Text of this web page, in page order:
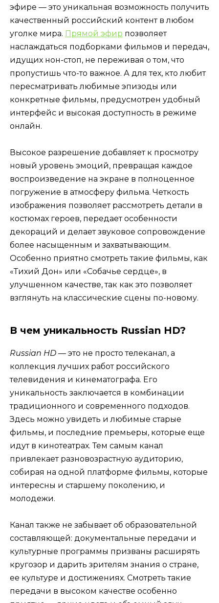
эфире — это уникальная возможность получить
качественный российский контент в любом
уголке мира. Прямой эфир позволяет
наслаждаться подборками фильмов и передач,
идущих нон-стоп, не переживая о том, что
пропустишь что-то важное. А для тех, кто любит
пересматривать любимые эпизоды или
конкретные фильмы, предусмотрен удобный
интерфейс и высокая доступность в режиме
онлайн.
Высокое разрешение добавляет к просмотру
новый уровень эмоций, превращая каждое
воспроизведение на экране в полноценное
погружение в атмосферу фильма. Четкость
изображения позволяет рассмотреть детали в
костюмах героев, передает особенности
декораций и делает звуковое сопровождение
более насыщенным и захватывающим.
Особенно приятно смотреть такие фильмы, как
«Тихий Дон» или «Собачье сердце», в
улучшенном качестве, так как это позволяет
взглянуть на классические сцены по-новому.
В чем уникальность Russian HD?
Russian HD — это не просто телеканал, а
коллекция лучших работ российского
телевидения и кинематографа. Его
уникальность заключается в комбинации
традиционного и современного подходов.
Здесь можно увидеть и любимые старые
фильмы, и последние премьеры, которые еще
идут в кинотеатрах. Тем самым канал
привлекает разновозрастную аудиторию,
собирая на одной платформе фильмы, которые
интересны и старшему поколению, и
молодежи.
Канал также не забывает об образовательной
составляющей: документальные передачи и
культурные программы призваны расширять
кругозор и дарить зрителям знания о стране,
ее культуре и достижениях. Смотреть такие
передачи в высоком качестве особенно